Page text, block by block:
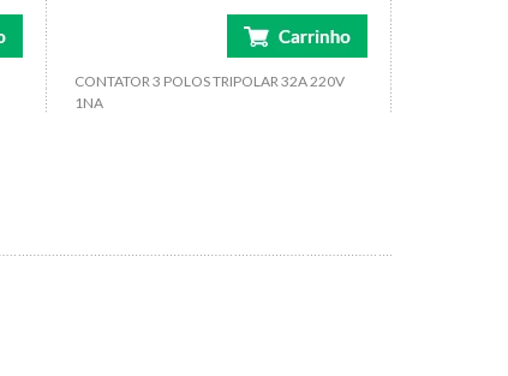
CONTATOR 3 POLOS TRIPOLAR 32A 220V
1NA